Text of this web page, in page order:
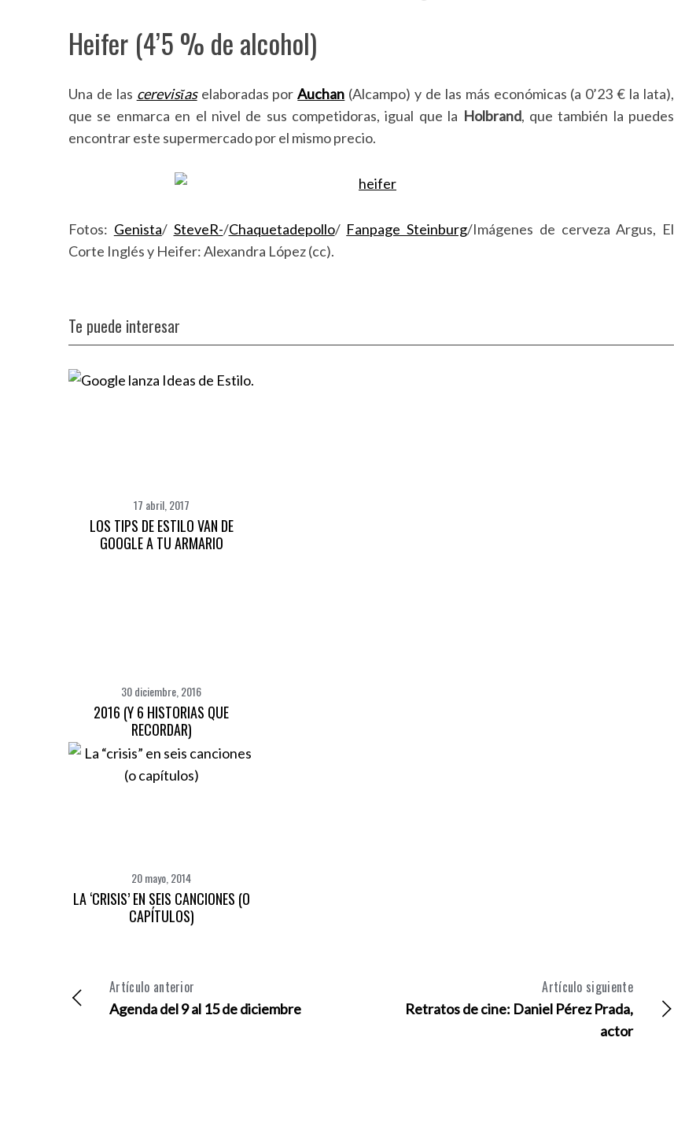
Heifer (4’5 % de alcohol)
Una de las cerevisĭaselaboradas porAuchan (Alcampo) y de las más económicas (a 0’23 € la lata),
que se enmarca en el nivel de sus competidoras, igual que la Holbrand, que también la puedes
encontrar este supermercado por el mismo precio.
Fotos: Genista/ SteveR-/Chaquetadepollo/ Fanpage Steinburg/Imágenes de cerveza Argus, El
Corte Inglés y Heifer: Alexandra López (cc).
Te puede interesar
17 abril, 2017
LOS TIPS DE ESTILO VAN DE
GOOGLE A TU ARMARIO
30 diciembre, 2016
2016 (Y 6 HISTORIAS QUE
RECORDAR)
20 mayo, 2014
LA ‘CRISIS’ EN SEIS CANCIONES (O
CAPÍTULOS)
Artículo anterior
Agenda del 9 al 15 de diciembre
Artículo siguiente
Retratos de cine: Daniel Pérez Prada,
actor